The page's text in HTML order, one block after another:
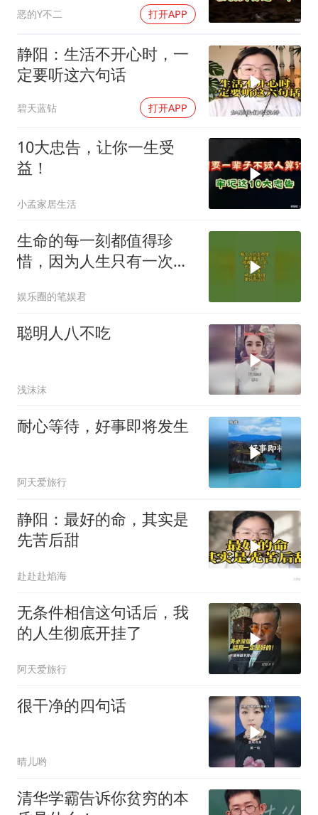
恶的Y不二 打开APP
静阳：生活不开心时，一
定要听这六句话
碧天蓝钻 打开APP
10大忠告，让你一生受
益！
小孟家居生活
生命的每一刻都值得珍
惜，因为人生只有一次，
娱乐圈的笔娱君
聪明人八不吃
浅沫沫
耐心等待，好事即将发生
阿天爱旅行
静阳：最好的命，其实是
先苦后甜
赴赴赴焰海
无条件相信这句话后，我
的人生彻底开挂了
阿天爱旅行
很干净的四句话
晴儿哟
清华学霸告诉你贫穷的本